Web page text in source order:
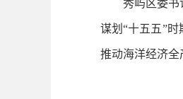
秀屿区委书记
谋划“十五五”
推动海洋经济全